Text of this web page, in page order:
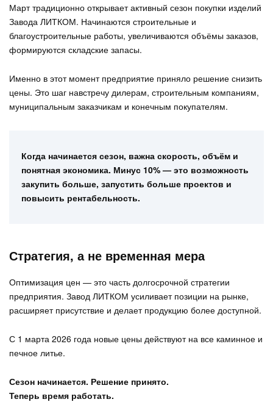
Март традиционно открывает активный сезон покупки изделий
Завода ЛИТКОМ. Начинаются строительные и
благоустроительные работы, увеличиваются объёмы заказов,
формируются складские запасы.
Именно в этот момент предприятие приняло решение снизить
цены. Это шаг навстречу дилерам, строительным компаниям,
муниципальным заказчикам и конечным покупателям.
Когда начинается сезон, важна скорость, объём и
понятная экономика. Минус 10% — это возможность
закупить больше, запустить больше проектов и
повысить рентабельность.
Стратегия, а не временная мера
Оптимизация цен — это часть долгосрочной стратегии
предприятия. Завод ЛИТКОМ усиливает позиции на рынке,
расширяет присутствие и делает продукцию более доступной.
С 1 марта 2026 года новые цены действуют на все каминное и
печное литье.
Сезон начинается. Решение принято.
Теперь время работать.